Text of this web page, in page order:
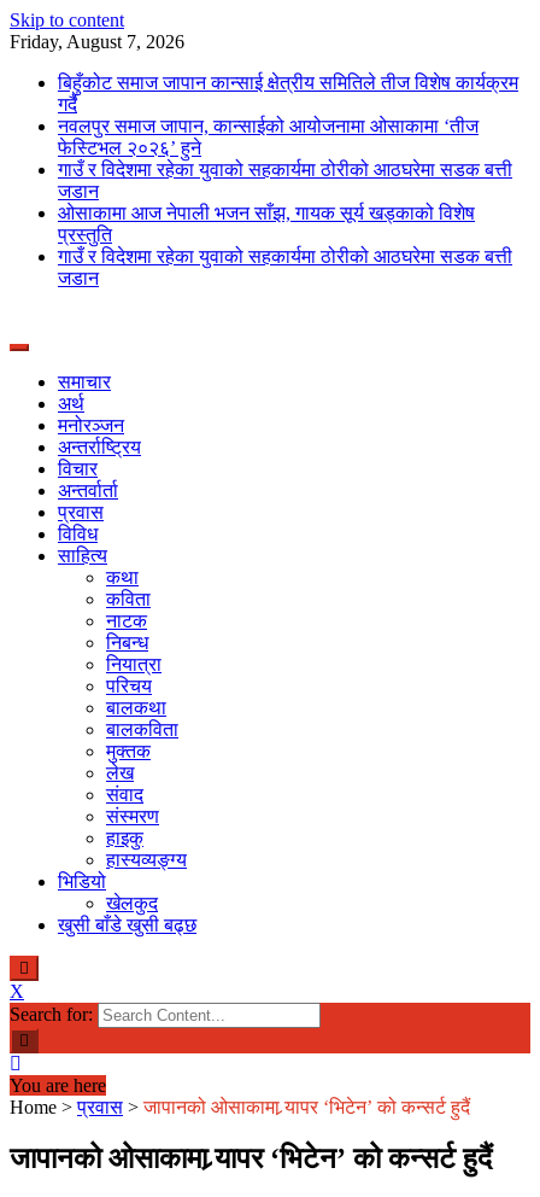
Skip to content
Friday, August 7, 2026
बिहुँकोट समाज जापान कान्साई क्षेत्रीय समितिले तीज विशेष कार्यक्रम
गर्दै
नवलपुर समाज जापान, कान्साईको आयोजनामा ओसाकामा ‘तीज
फेस्टिभल २०२६’ हुने
गाउँ र विदेशमा रहेका युवाको सहकार्यमा ठोरीको आठघरेमा सडक बत्ती
जडान
ओसाकामा आज नेपाली भजन साँझ, गायक सूर्य खड्काको विशेष
प्रस्तुति
गाउँ र विदेशमा रहेका युवाको सहकार्यमा ठोरीको आठघरेमा सडक बत्ती
जडान
Deepshree Online
News Portal from Nepal
समाचार
अर्थ
मनोरञ्जन
अन्तर्राष्ट्रिय
विचार
अन्तर्वार्ता
प्रवास
विविध
साहित्य
कथा
कविता
नाटक
निबन्ध
नियात्रा
परिचय
बालकथा
बालकविता
मुक्तक
लेख
संवाद
संस्मरण
हाइकु
हास्यव्यङ्ग्य
भिडियो
खेलकुद
खुसी बाँडे खुसी बढ्छ
X
Search for:
You are here
Home >प्रवास >जापानको ओसाकामा र्‍यापर ‘भिटेन’ को कन्सर्ट हुदैं
जापानको ओसाकामा र्‍यापर ‘भिटेन’ को कन्सर्ट हुदैं